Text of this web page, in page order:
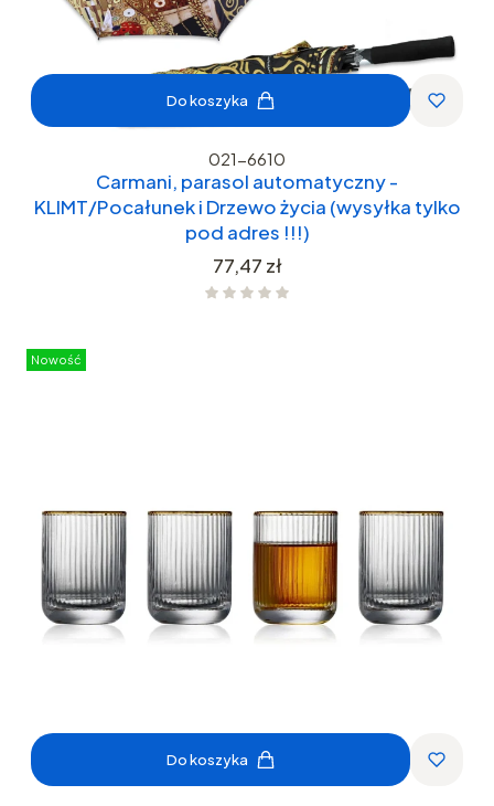
Do koszyka
021-6610
Carmani, parasol automatyczny -
KLIMT/Pocałunek i Drzewo życia (wysyłka tylko
pod adres !!!)
Cena
77,47 zł
Nowość
Do koszyka